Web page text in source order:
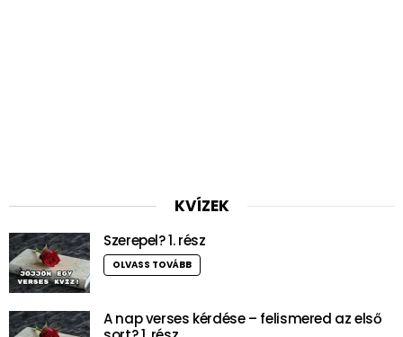
KVÍZEK
Szerepel? 1. rész
OLVASS TOVÁBB
A nap verses kérdése – felismered az első